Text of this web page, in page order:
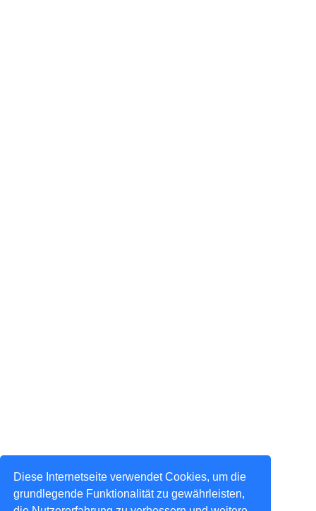
Diese Internetseite verwendet Cookies, um die
grundlegende Funktionalität zu gewährleisten,